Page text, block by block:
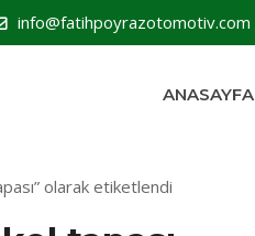
info@fatihpoyrazotomotiv.com
ANASAYFA
olarak etiketlendi